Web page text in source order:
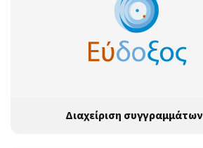
Διαχείριση συγγραμμάτων